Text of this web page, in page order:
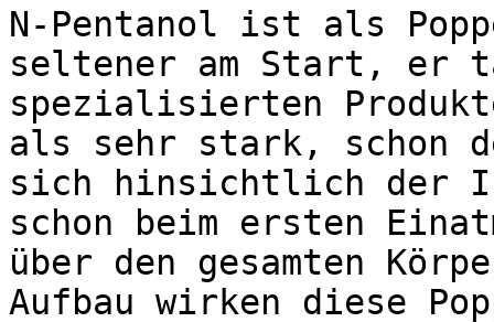
N-Pentanol ist als
seltener am Start, er
spezialisierten
als sehr stark, schon
sich hinsichtlich der
schon beim ersten
über den gesamten
Aufbau wirken diese